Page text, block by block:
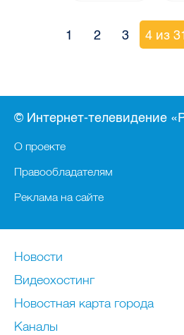
1 2 3 4 из
© Интернет-телевидение
О проекте
Правообладателям
Реклама на сайте
Новости
Видеохостинг
Новостная карта города
Каналы